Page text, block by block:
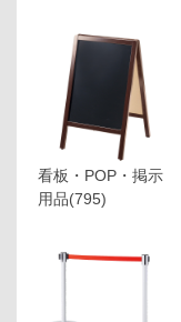
看板・POP・掲示
用品(795)